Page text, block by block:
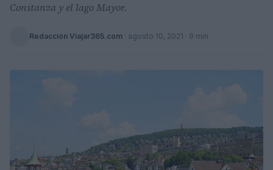
Constanza y el lago Mayor.
Redacción Viajar365.com · agosto 10, 2021 · 9 min